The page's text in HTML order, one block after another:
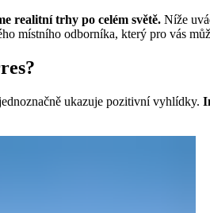
realitní trhy po celém světě. Níže
místního odborníka, který pro vás
ukazuje pozitivní vyhlídky.